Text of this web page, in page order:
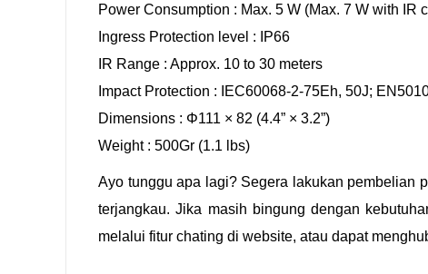
Power Consumption : Max. 5 W (Max. 7 W with IR
Ingress Protection level : IP66
IR Range : Approx. 10 to 30 meters
Impact Protection : IEC60068-2-75Eh, 50J;
Dimensions : Φ111 × 82 (4.4” × 3.2”)
Weight : 500Gr (1.1 lbs)
Ayo tunggu apa lagi? Segera lakukan pembelian
terjangkau. Jika masih bingung dengan
melalui fitur chating di website, atau dapat